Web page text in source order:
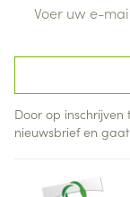
Door op inschrijven
nieuwsbrief en